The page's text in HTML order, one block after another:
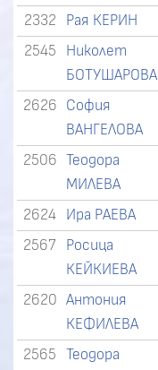
2332 Рая КЕРИН
2545
Николет
БОТУШАРОВА
2626
София
ВАНГЕЛОВА
2506
Теодора
МИЛЕВА
2624 Ира РАЕВА
2567
Росица
КЕЙКИЕВА
2620
Антония
КЕФИЛЕВА
2565
Теодора